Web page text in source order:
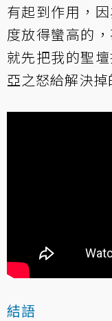
有起到作用，
度放得蠻高的
就先把我的聖
亞之怒給解決掉
結語